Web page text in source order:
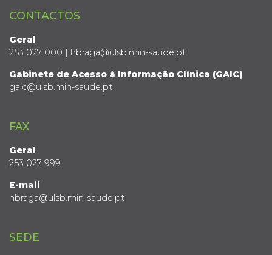
CONTACTOS
Geral
253 027 000 | hbraga@ulsb.min-saude.pt
Gabinete de Acesso à Informação Clínica (GAIC)
gaic@ulsb.min-saude.pt
FAX
Geral
253 027 999
E-mail
hbraga@ulsb.min-saude.pt
SEDE